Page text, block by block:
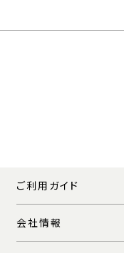
ご利用ガイド
会社情報